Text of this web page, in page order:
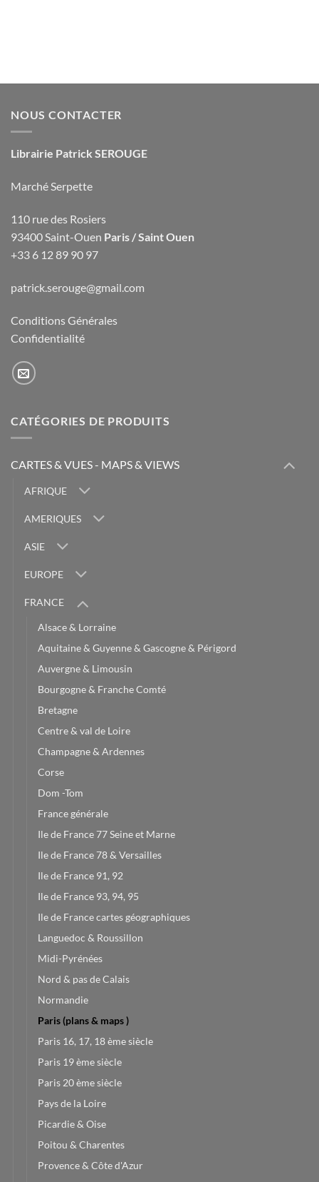
NOUS CONTACTER
Librairie Patrick SEROUGE
Marché Serpette
110 rue des Rosiers
93400 Saint-Ouen Paris / Saint Ouen
+33 6 12 89 90 97
patrick.serouge@gmail.com
Conditions Générales
Confidentialité
CATÉGORIES DE PRODUITS
CARTES & VUES - MAPS & VIEWS
AFRIQUE
AMERIQUES
ASIE
EUROPE
FRANCE
Alsace & Lorraine
Aquitaine & Guyenne & Gascogne & Périgord
Auvergne & Limousin
Bourgogne & Franche Comté
Bretagne
Centre & val de Loire
Champagne & Ardennes
Corse
Dom -Tom
France générale
Ile de France 77 Seine et Marne
Ile de France 78 & Versailles
Ile de France 91, 92
Ile de France 93, 94, 95
Ile de France cartes géographiques
Languedoc & Roussillon
Midi-Pyrénées
Nord & pas de Calais
Normandie
Paris (plans & maps )
Paris 16, 17, 18 ème siècle
Paris 19 ème siècle
Paris 20 ème siècle
Pays de la Loire
Picardie & Oise
Poitou & Charentes
Provence & Côte d'Azur